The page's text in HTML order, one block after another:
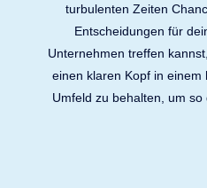
turbulenten Zeiten
Entscheidungen für
Unternehmen treffen
einen klaren Kopf in einem
Umfeld zu behalten, um